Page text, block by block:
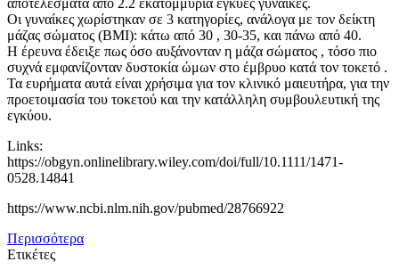
αποτελέσματα από 2.2 εκατομμύρια έγκυες γυναίκες.
Οι γυναίκες χωρίστηκαν σε 3 κατηγορίες, ανάλογα με τον δείκτη
μάζας σώματος (ΒΜΙ): κάτω από 30 , 30-35, και πάνω από 40.
Η έρευνα έδειξε πως όσο αυξάνονταν η μάζα σώματος , τόσο πιο
συχνά εμφανίζονταν δυστοκία ώμων στο έμβρυο κατά τον τοκετό .
Τα ευρήματα αυτά είναι χρήσιμα για τον κλινικό μαιευτήρα, για την
προετοιμασία του τοκετού και την κατάλληλη συμβουλευτική της
εγκύου.
Links:
https://obgyn.onlinelibrary.wiley.com/doi/full/10.1111/1471-
0528.14841
https://www.ncbi.nlm.nih.gov/pubmed/28766922
Περισσότερα
Ετικέτες